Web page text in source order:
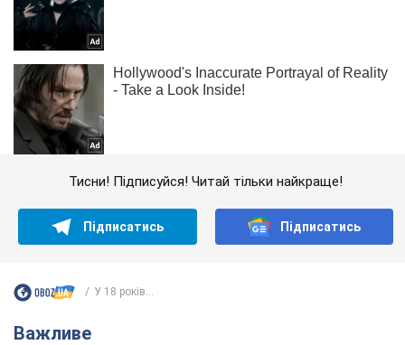
Тисни! Підписуйся! Читай тільки найкраще!
Підписатись Підписатись
У 18 років...
Важливе